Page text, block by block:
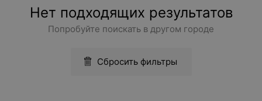
Нет подходящих результатов
Попробуйте поискать в другом городе
Сбросить фильтры